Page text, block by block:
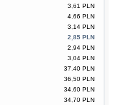
3,61 PLN
4,66 PLN
3,14 PLN
2,85 PLN
2,94 PLN
3,04 PLN
37,40 PLN
36,50 PLN
34,60 PLN
34,70 PLN